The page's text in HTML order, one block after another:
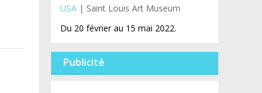
USA | Saint Louis Art Museum
Du 20 février au 15 mai 2022.
Publicité